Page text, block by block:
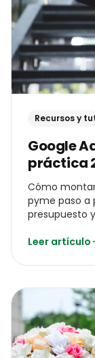
Recursos y
Google
práctica
Cómo
pyme paso a
presupuesto
Leer artículo